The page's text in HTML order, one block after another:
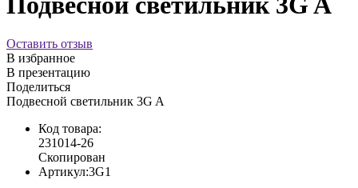
Оставить отзыв
В избранное
В презентацию
Поделиться
Подвесной светильник 3G A
Код товара:
231014-26
Скопирован
Артикул:3G1